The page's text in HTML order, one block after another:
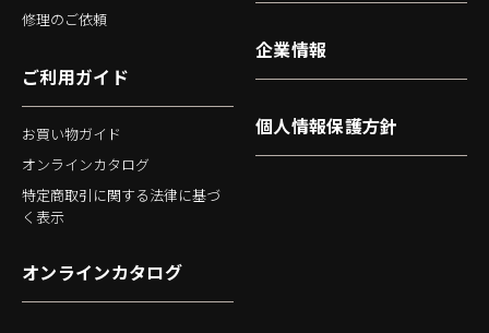
修理のご依頼
ご利用ガイド
お買い物ガイド
オンラインカタログ
特定商取引に関する法律に基づ
く表示
企業情報
個人情報保護方針
オンラインカタログ